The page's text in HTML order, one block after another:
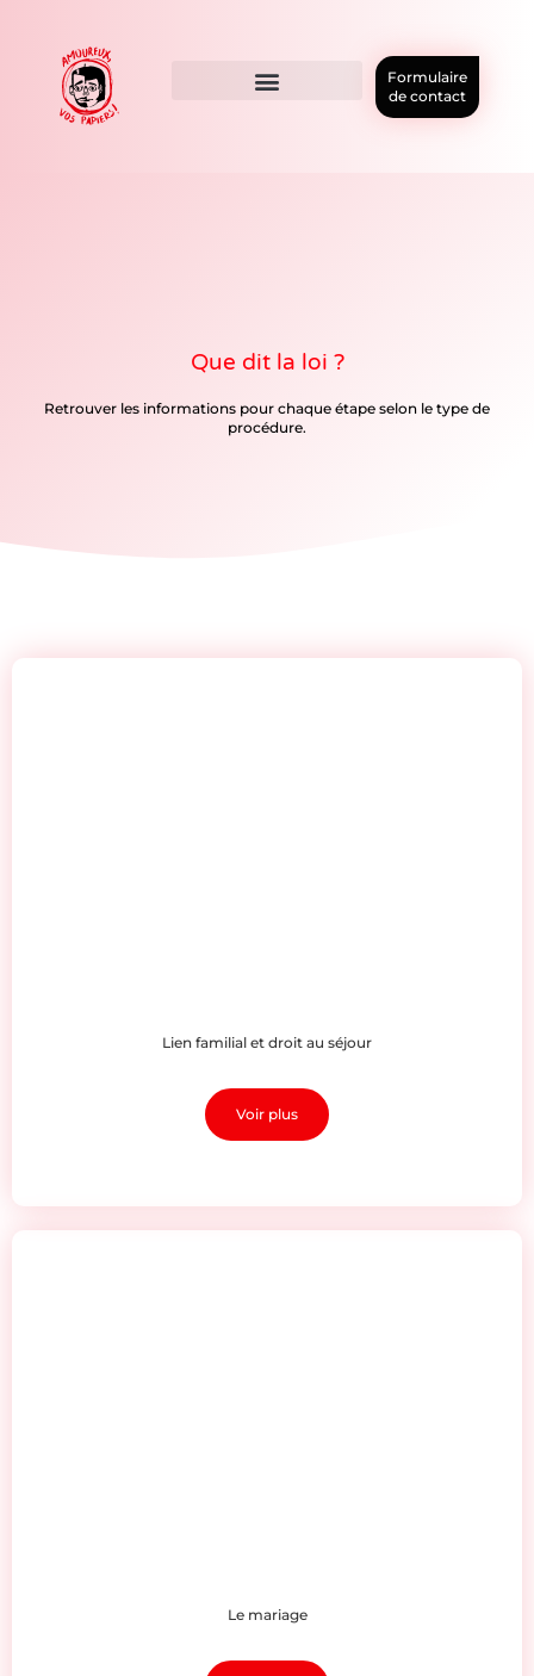
Formulaire
de contact
Que dit la loi ?
Retrouver les informations pour chaque étape selon le type de
procédure.
Lien familial et droit au séjour
Voir plus
Le mariage